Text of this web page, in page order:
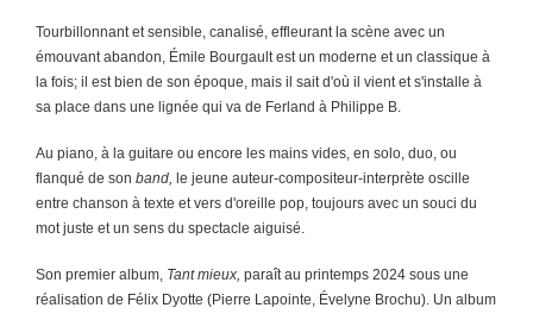
Tourbillonnant et sensible, canalisé, effleurant la scène avec un
émouvant abandon, Émile Bourgault est un moderne et un classique à
la fois; il est bien de son époque, mais il sait d'où il vient et s'installe à
sa place dans une lignée qui va de Ferland à Philippe B.
Au piano, à la guitare ou encore les mains vides, en solo, duo, ou
flanqué de son band, le jeune auteur-compositeur-interprète oscille
entre chanson à texte et vers d'oreille pop, toujours avec un souci du
mot juste et un sens du spectacle aiguisé.
Son premier album, Tant mieux, paraît au printemps 2024 sous une
réalisation de Félix Dyotte (Pierre Lapointe, Évelyne Brochu). Un album